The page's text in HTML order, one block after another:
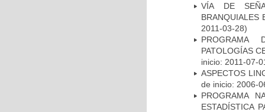
VÍA DE
BRANQUIALES
2011-03-28)
PROGRAMA
PATOLOGÍAS
inicio: 2011-07-
ASPECTOS
de inicio: 2006-
PROGRAMA
ESTADÍSTICA